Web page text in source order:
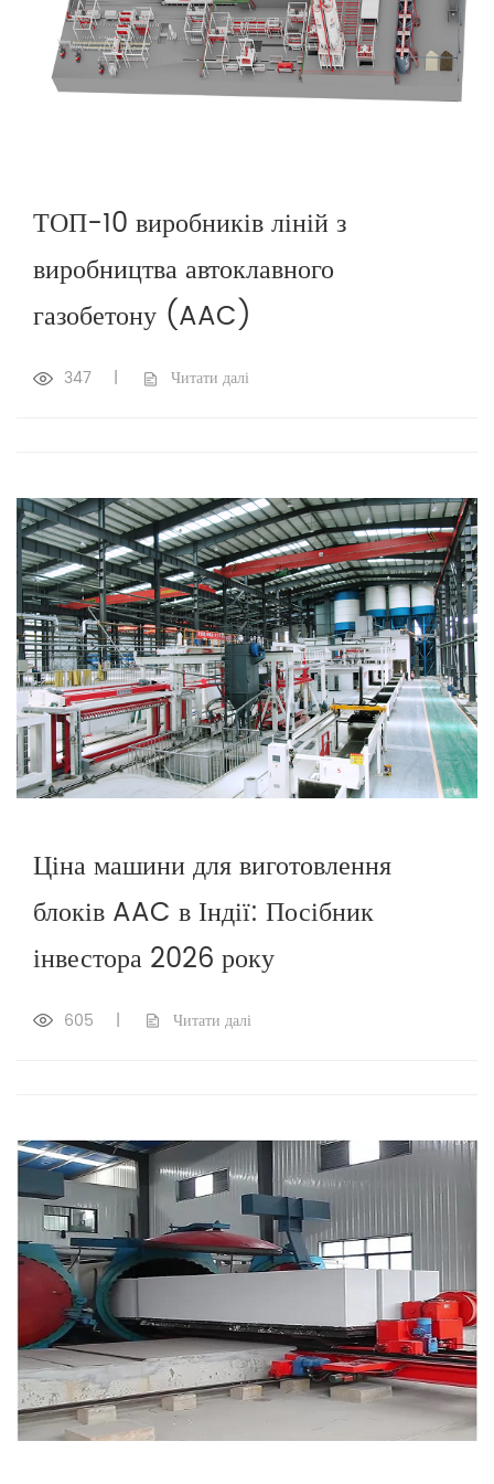
ТОП-10 виробників ліній з
виробництва автоклавного
газобетону (AAC)
347 | Читати далі
Ціна машини для виготовлення
блоків AAC в Індії: Посібник
інвестора 2026 року
605 | Читати далі